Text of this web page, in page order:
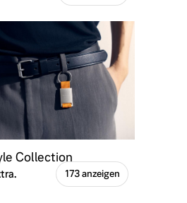
Collection
173 anzeigen